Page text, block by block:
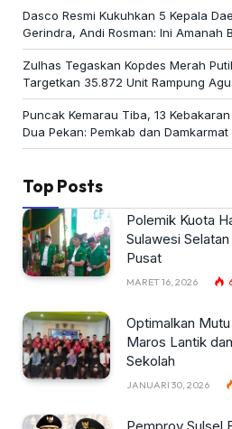
Dasco Resmi Kukuhkan 5 Kepala
Gerindra, Andi Rosman: Ini Amanah
Zulhas Tegaskan Kopdes Merah
Targetkan 35.872 Unit Rampung
Puncak Kemarau Tiba, 13
Dua Pekan: Pemkab dan
Top Posts
Polemik Kuota
Sulawesi
Pusat
MARET 16, 2026
Optimalkan
Maros Lantik
Sekolah
JANUARI 30, 2026